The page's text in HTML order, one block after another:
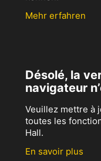
Mehr erfahren
Désolé, la
navigateur
Veuillez mettre à
toutes les
Hall.
En savoir plus